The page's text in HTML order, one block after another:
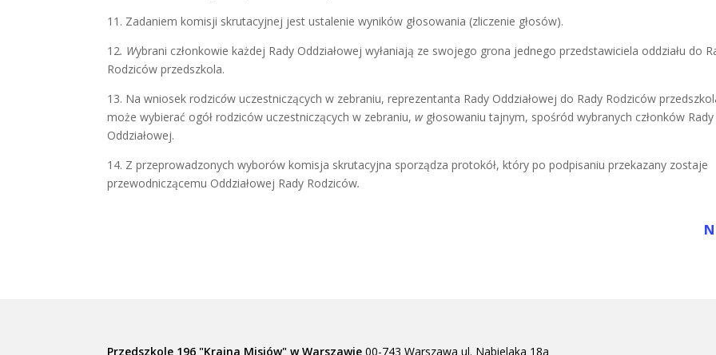
11. Zadaniem komisji skrutacyjnej jest ustalenie wyników głosowania (zliczenie głosów).
12. Wybrani członkowie każdej Rady Oddziałowej wyłaniają ze swojego grona jednegoprzedstawiciela oddziału do
Rodziców przedszkola.
13. Na wniosek rodziców uczestniczących w zebraniu, reprezentanta Rady Oddziałowej do Rady Rodziców
może wybierać ogół rodziców uczestniczących w zebraniu,w głosowaniu tajnym, spośród wybranych członków Rady
Oddziałowej.
14. Z przeprowadzonych wyborów komisja skrutacyjna sporządza protokół, który po podpisaniuprzekazany zostaje
przewodniczącemu Oddziałowej Rady Rodziców.
Przedszkole 196 "Kraina Misiów" w Warszawie 00-743 Warszawa ul. Nabielaka 18a